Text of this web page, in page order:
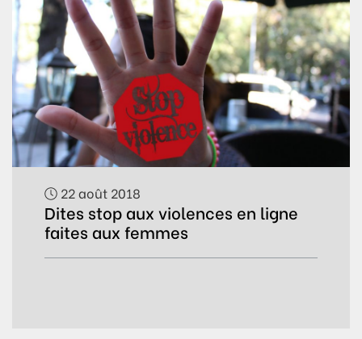
22 août 2018
Dites stop aux violences en ligne
faites aux femmes